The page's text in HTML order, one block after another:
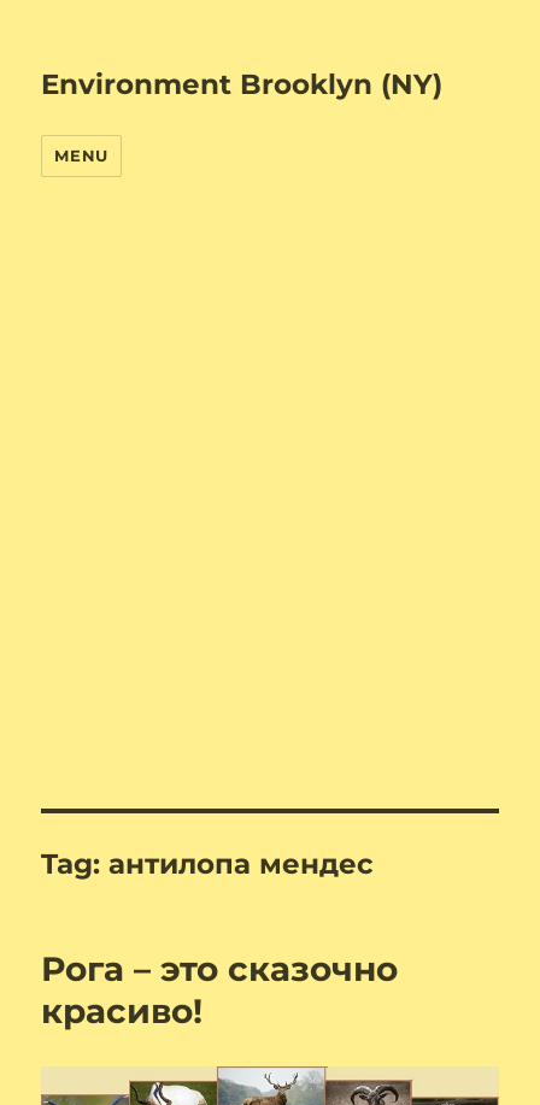
Environment Brooklyn (NY)
MENU
Tag:антилопа мендес
Рога – это сказочно
красиво!